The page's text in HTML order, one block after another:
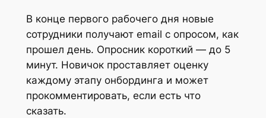
В конце первого рабочего дня новые
сотрудники получают email с опросом, как
прошел день. Опросник короткий — до 5
минут. Новичок проставляет оценку
каждому этапу онбординга и может
прокомментировать, если есть что
сказать.